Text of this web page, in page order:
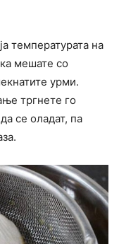
температурата на
мешате со
урми.
тргнете го
се оладат, па